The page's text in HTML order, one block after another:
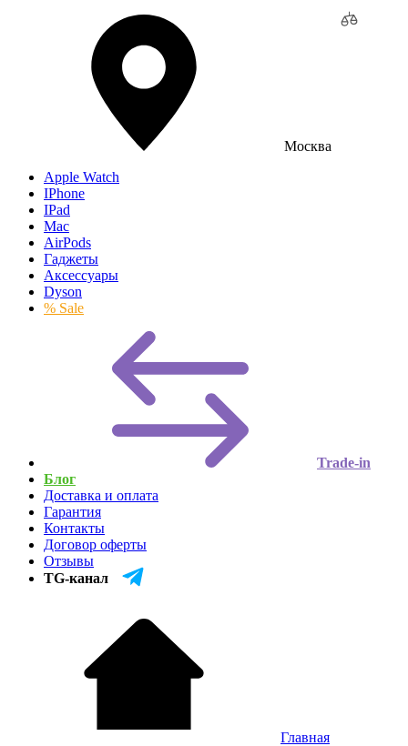
Москва
Apple Watch
IPhone
IPad
Mac
AirPods
Гаджеты
Аксессуары
Dyson
% Sale
Trade-in
Блог
Доставка и оплата
Гарантия
Контакты
Договор оферты
Отзывы
TG-канал
Главная